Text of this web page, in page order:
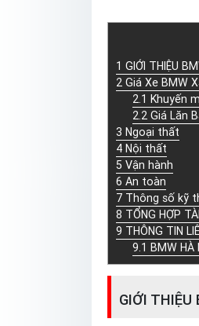
1 GIỚI THIỆU
2 Giá Xe BMW
2.1 Khuyến
2.2 Giá Lăn
3 Ngoại thất
4 Nội thất
5 Vận hành
6 An toàn
7 Thông số kỹ
8 TỔNG HỢP
9 THÔNG TIN
9.1 BMW HÀ
GIỚI